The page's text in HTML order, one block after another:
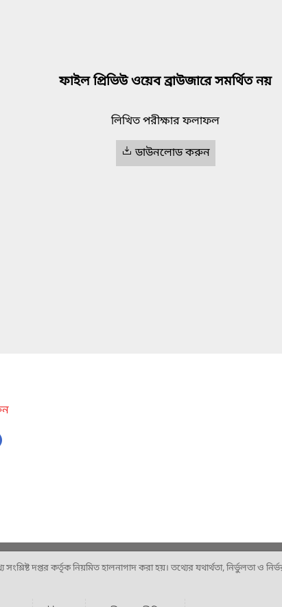
ফাইল প্রিভিউ ওয়েব ব্রাউজারে সমর্থিত নয়
লিখিত পরীক্ষার ফলাফল
ডাউনলোড করুন
দপ্তর কর্তৃক নিয়মিত হালনাগাদ করা হয়। তথ্যের যথার্থতা, নির্ভুলতা ও